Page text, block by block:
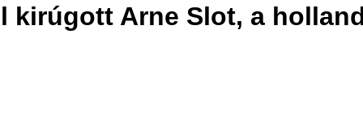
kirúgott Arne Slot, a